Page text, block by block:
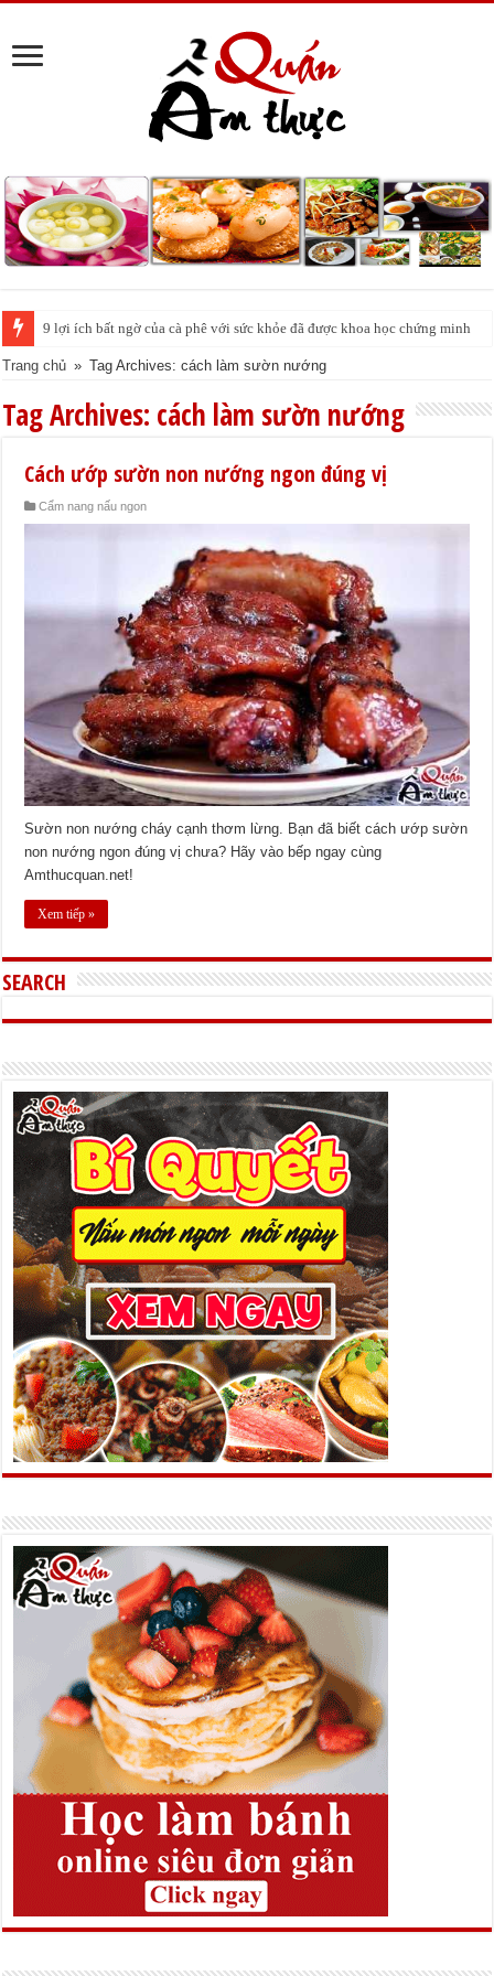
9 lợi ích bất ngờ của cà phê với sức khỏe đã được khoa học chứng minh
Trang chủ » Tag Archives: cách làm sườn nướng
Tag Archives: cách làm sườn nướng
Cách ướp sườn non nướng ngon đúng vị
Cẩm nang nấu ngon
Sườn non nướng cháy cạnh thơm lừng. Bạn đã biết cách ướp sườn
non nướng ngon đúng vị chưa? Hãy vào bếp ngay cùng
Amthucquan.net!
Xem tiếp »
SEARCH